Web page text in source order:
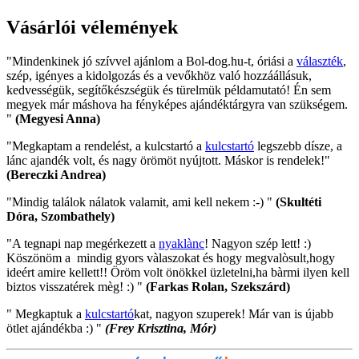
Vásárlói vélemények
"Mindenkinek jó szívvel ajánlom a Bol-dog.hu-t, óriási a választék,
szép, igényes a kidolgozás és a vevőkhöz való hozzáállásuk,
kedvességük, segítőkészségük és türelmük példamutató! Én sem
megyek már máshova ha fényképes ajándéktárgyra van szükségem.
" (Megyesi Anna)
"Megkaptam a rendelést, a kulcstartó a kulcstartó legszebb dísze, a
lánc ajandék volt, és nagy örömöt nyújtott. Máskor is rendelek!"
(Bereczki Andrea)
"Mindig találok nálatok valamit, ami kell nekem :-) " (Skultéti
Dóra, Szombathely)
"A tegnapi nap megérkezett a nyaklànc! Nagyon szép lett! :)
Köszönöm a mindig gyors vàlaszokat és hogy megvalòsult,hogy
ideért amire kellett!! Öröm volt önökkel üzletelni,ha bàrmi ilyen kell
biztos visszatérek mèg! :) " (Farkas Rolan, Szekszárd)
" Megkaptuk a kulcstartókat, nagyon szuperek! Már van is újabb
ötlet ajándékba :) " (Frey Krisztina, Mór)